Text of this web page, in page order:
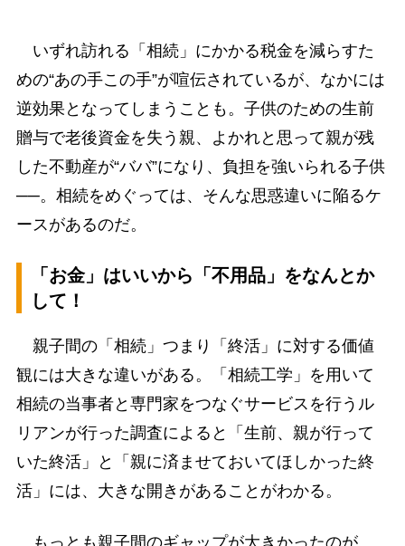
いずれ訪れる「相続」にかかる税金を減らすた
めの“あの手この手”が喧伝されているが、なかには
逆効果となってしまうことも。子供のための生前
贈与で老後資金を失う親、よかれと思って親が残
した不動産が“ババ”になり、負担を強いられる子供
──。相続をめぐっては、そんな思惑違いに陥るケ
ースがあるのだ。
「お金」はいいから「不用品」をなんとか
して！
親子間の「相続」つまり「終活」に対する価値
観には大きな違いがある。「相続工学」を用いて
相続の当事者と専門家をつなぐサービスを行うル
リアンが行った調査によると「生前、親が行って
いた終活」と「親に済ませておいてほしかった終
活」には、大きな開きがあることがわかる。
もっとも親子間のギャップが大きかったのが